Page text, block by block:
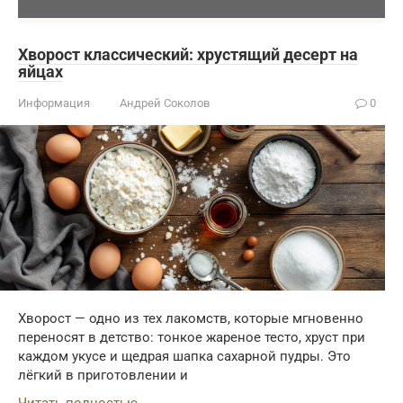
Хворост классический: хрустящий десерт на
яйцах
Информация Андрей Соколов 0
Хворост — одно из тех лакомств, которые мгновенно
переносят в детство: тонкое жареное тесто, хруст при
каждом укусе и щедрая шапка сахарной пудры. Это
лёгкий в приготовлении и